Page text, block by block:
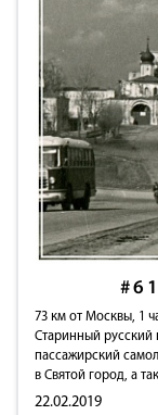
#61
73 км от Москвы, 1
Старинный русский
пассажирский
в Святой город, а
22.02.2019